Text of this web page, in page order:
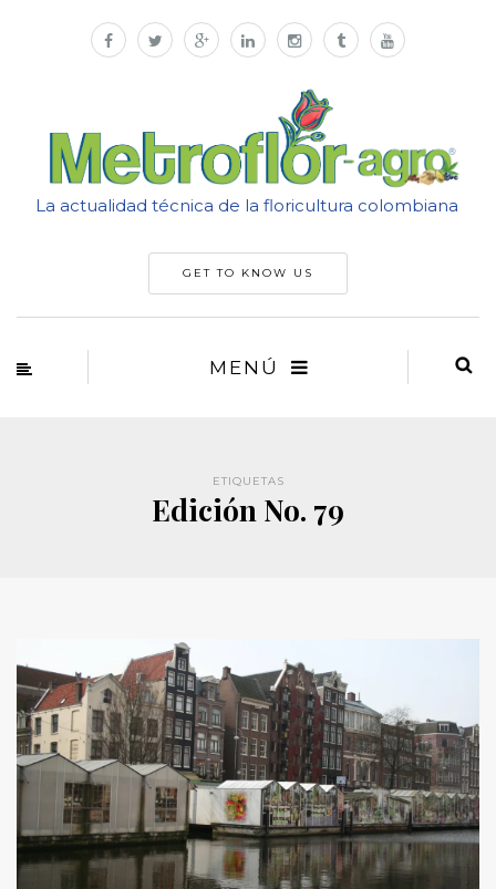
La actualidad técnica de la floricultura colombiana
GET TO KNOW US
MENÚ
ETIQUETAS
Edición No. 79